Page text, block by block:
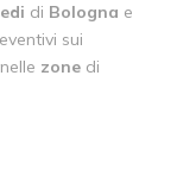
di Bologna e
sui
zonedi